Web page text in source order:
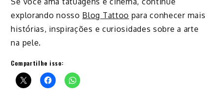
explorando nosso Blog Tattoo para conhecer mais
histórias, inspirações e curiosidades sobre a arte
na pele.
Compartilhe isso: